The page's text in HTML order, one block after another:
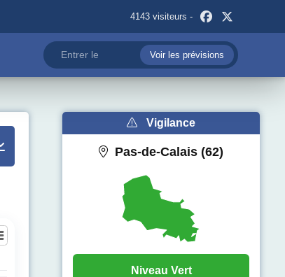
4143 visiteurs -
Voir les prévisions
Vigilance
Pas-de-Calais (62)
Niveau Vert